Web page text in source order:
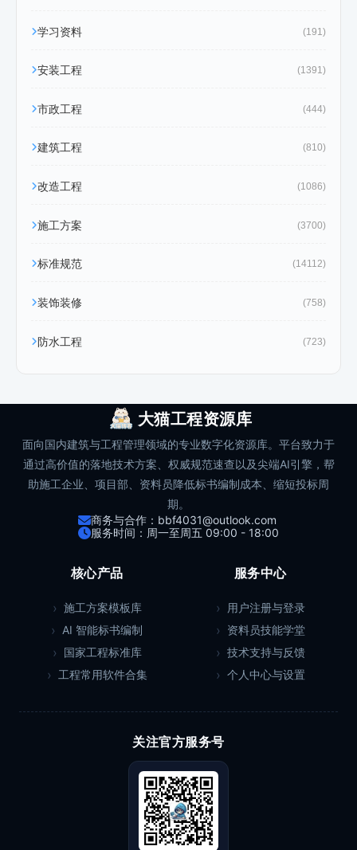
学习资料 (191)
安装工程 (1391)
市政工程 (444)
建筑工程 (810)
改造工程 (1086)
施工方案 (3700)
标准规范 (14112)
装饰装修 (758)
防水工程 (723)
大猫工程资源库
面向国内建筑与工程管理领域的专业数字化资源库。平台致力于
通过高价值的落地技术方案、权威规范速查以及尖端AI引擎，帮
助施工企业、项目部、资料员降低标书编制成本、缩短投标周
期。
商务与合作：bbf4031@outlook.com
服务时间：周一至周五 09:00 - 18:00
核心产品
施工方案模板库
AI 智能标书编制
国家工程标准库
工程常用软件合集
服务中心
用户注册与登录
资料员技能学堂
技术支持与反馈
个人中心与设置
关注官方服务号